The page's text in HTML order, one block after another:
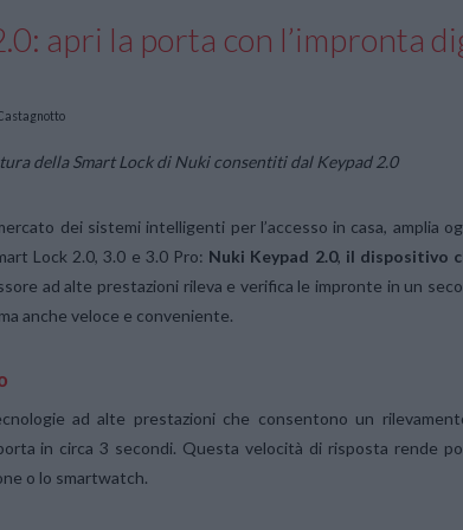
apri la porta con l’impronta
della Smart Lock di Nuki consentiti dal Keypad 2.0
dei sistemi intelligenti per l’accesso in casa, amplia
Lock 2.0, 3.0 e 3.0 Pro: Nuki Keypad 2.0, il dispositivo
ad alte prestazioni rileva e verifica le impronte in un
anche veloce e conveniente.
ad alte prestazioni che consentono un
in circa 3 secondi. Questa velocità di risposta rende
o lo smartwatch.